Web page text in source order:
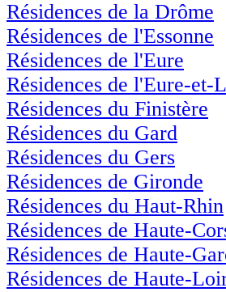
Résidences de la Drôme
Résidences de l'Essonne
Résidences de l'Eure
Résidences de l'Eure-et-
Résidences du Finistère
Résidences du Gard
Résidences du Gers
Résidences de Gironde
Résidences du Haut-Rhin
Résidences de Haute-
Résidences de Haute-
Résidences de Haute-